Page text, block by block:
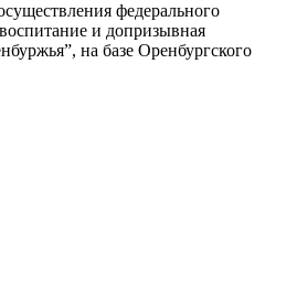
федерального
и допризывная
на базе Оренбургского